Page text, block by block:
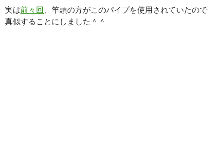
実は前々回 、竿頭の方がこのパイプを使用されていたので
真似することにしました＾＾